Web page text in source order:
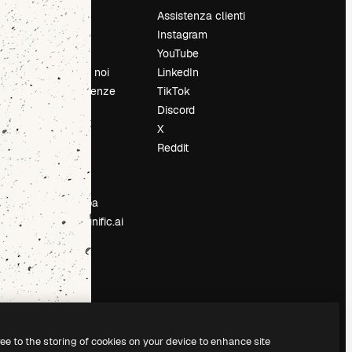
Prezzi
Chi siamo
Recensioni
Lavora con noi
Cerca tendenze
Blog
Eventi
Slidesgo
Vendi i tuoi
contenuti
Sala stampa
Cerchi magnific.ai
Assistenza clienti
Instagram
YouTube
LinkedIn
TikTok
Discord
X
Reddit
to the storing of cookies on your device to enhance site